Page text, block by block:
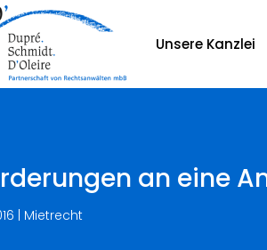
Unsere Kanzlei
an eine
| Mietrecht